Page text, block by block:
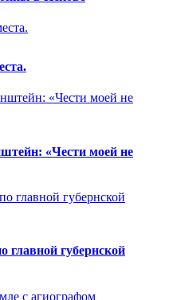
«Чести моей не
губернской